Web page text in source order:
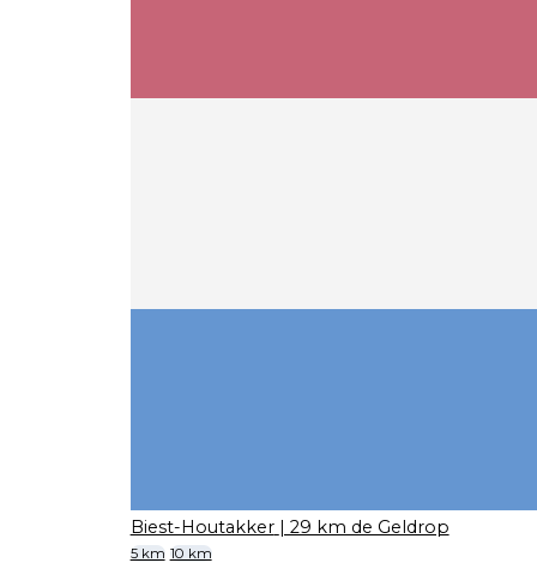
Biest-Houtakker | 29 km de Geldrop
5 km 10 km